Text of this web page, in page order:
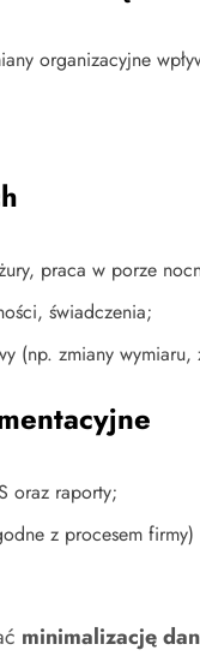
organizacyjne
praca w porze
świadczenia;
(np. zmiany wymiaru,
oraz raporty;
z procesem firmy)
minimalizację